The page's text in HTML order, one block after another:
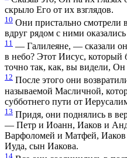
скрыло Его от их взглядов.
10 Они пристально смотрели
вдруг рядом с ними
11 — Галилеяне, — сказали
в небо? Этот Иисус, который
точно так, как, вы видели,
12 После этого они
называемой Масличной,
субботнего пути от
13 Придя, они поднялись в
— Петр и Иоанн, Иаков и
Варфоломей и Матфей,
Иуда, сын Иакова.
14